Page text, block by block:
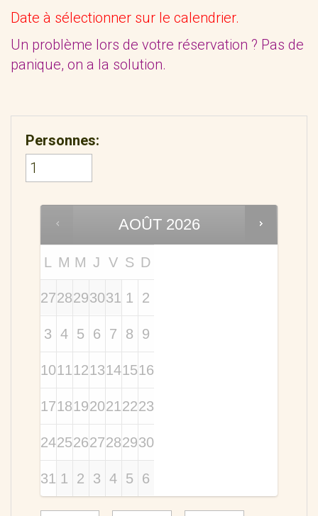
Date à sélectionner sur le calendrier.
Un problème lors de votre réservation ? Pas de
panique, on a la solution.
Personnes:
AOÛT 2026
L M M J V S D
2728293031 1 2
3 4 5 6 7 8 9
10111213141516
17181920212223
24252627282930
31 1 2 3 4 5 6